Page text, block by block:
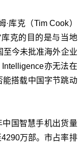
库克（Tim Cook）
克的目的是与当地
至今未批准海外企业
亦无法在
搭载中国字节跳动
国智慧手机出货量
万部。市占率排